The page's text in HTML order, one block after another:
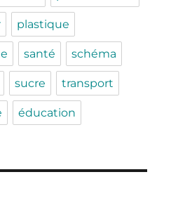
plastique
santé schéma
sucre transport
éducation